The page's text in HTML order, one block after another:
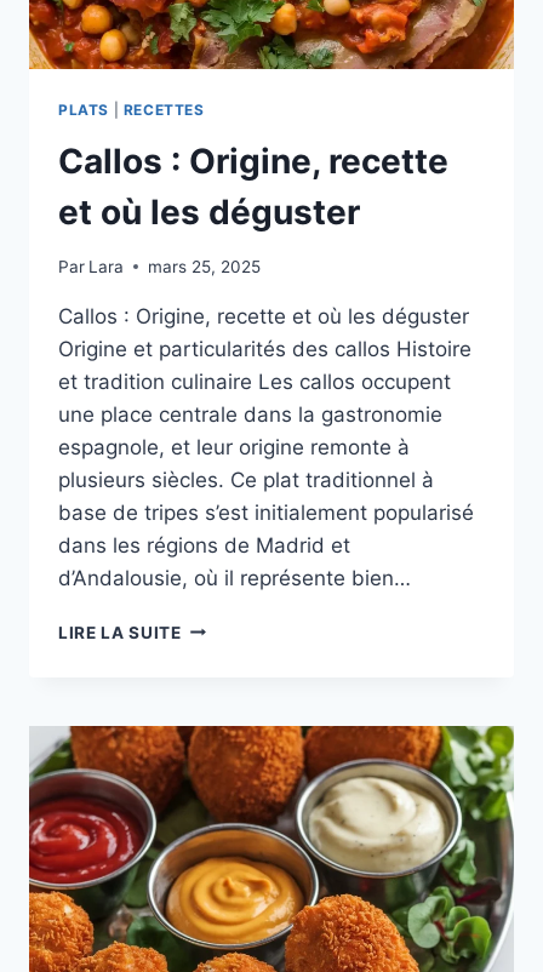
PLATS RECETTES
Callos : Origine, recette
et où les déguster
Par Lara mars 25, 2025
Callos : Origine, recette et où les déguster
Origine et particularités des callos Histoire
et tradition culinaire Les callos occupent
une place centrale dans la gastronomie
espagnole, et leur origine remonte à
plusieurs siècles. Ce plat traditionnel à
base de tripes s’est initialement popularisé
dans les régions de Madrid et
d’Andalousie, où il représente bien…
LIRE LA SUITECALLOS
ET
OÙ
LES
DÉGUSTER